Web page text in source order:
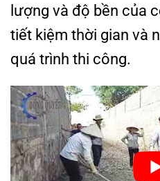
lượng và độ bền của
tiết kiệm thời gian và
quá trình thi công.